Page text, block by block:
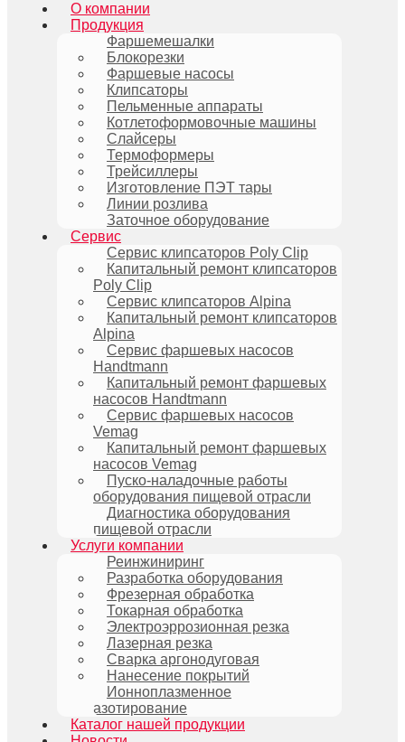
О компании
Продукция
Фаршемешалки
Блокорезки
Фаршевые насосы
Клипсаторы
Пельменные аппараты
Котлетоформовочные машины
Слайсеры
Термоформеры
Трейсиллеры
Изготовление ПЭТ тары
Линии розлива
Заточное оборудование
Сервис
Сервис клипсаторов Poly Clip
Капитальный ремонт клипсаторов
Poly Clip
Сервис клипсаторов Alpina
Капитальный ремонт клипсаторов
Alpina
Сервис фаршевых насосов
Handtmann
Капитальный ремонт фаршевых
насосов Handtmann
Сервис фаршевых насосов
Vemag
Капитальный ремонт фаршевых
насосов Vemag
Пуско-наладочные работы
оборудования пищевой отрасли
Диагностика оборудования
пищевой отрасли
Услуги компании
Реинжиниринг
Разработка оборудования
Фрезерная обработка
Токарная обработка
Электроэррозионная резка
Лазерная резка
Сварка аргонодуговая
Нанесение покрытий
Ионноплазменное
азотирование
Каталог нашей продукции